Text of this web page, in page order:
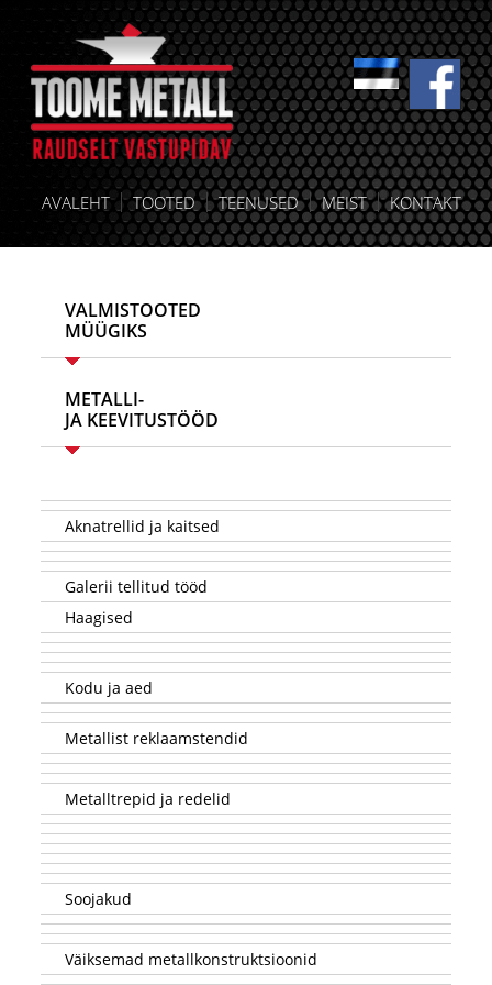
AVALEHT TOOTED TEENUSED MEIST KONTAKT
VALMISTOOTED
MÜÜGIKS
METALLI-
JA KEEVITUSTÖÖD
Aknatrellid ja kaitsed
Galerii tellitud tööd
Haagised
Kodu ja aed
Metallist reklaamstendid
Metalltrepid ja redelid
Soojakud
Väiksemad metallkonstruktsioonid